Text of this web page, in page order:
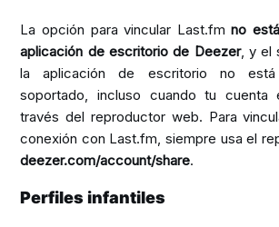
La opción para vincular Last.fmno
aplicación de escritorio de Deezer, y el
la aplicación de escritorio no está
soportado, incluso cuando tu cuenta
través del reproductor web. Para
conexión con Last.fm, siempre usa el
deezer.com/account/share.
Perfiles infantiles